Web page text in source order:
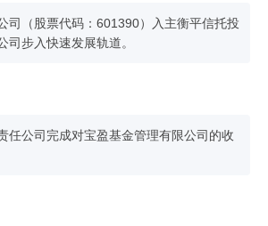
司（股票代码：601390）入主衡平信托投
司步入快速发展轨道。
任公司完成对宝盈基金管理有限公司的收